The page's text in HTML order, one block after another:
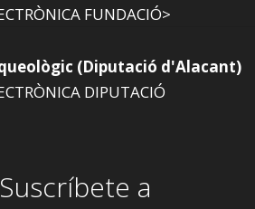
FUNDACIÓ>
(Diputació d'Alacant)
DIPUTACIÓ
Suscríbete a